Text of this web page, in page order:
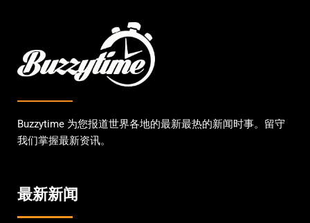
Buzzytime 为您报道世界各地的最新最热的新闻时事。留守
我们掌握最新资讯。
最新新闻